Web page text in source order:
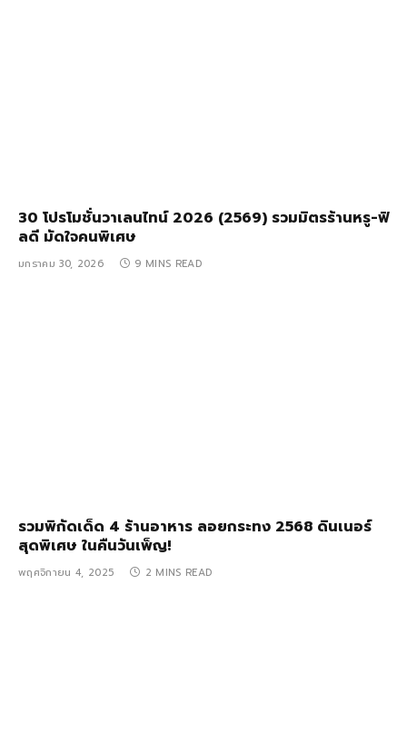
30 โปรโมชั่นวาเลนไทน์ 2026 (2569) รวมมิตรร้านหรู-ฟิ
ลดี มัดใจคนพิเศษ
มกราคม 30, 2026 9 MINS READ
รวมพิกัดเด็ด 4 ร้านอาหาร ลอยกระทง 2568 ดินเนอร์
สุดพิเศษ ในคืนวันเพ็ญ!
พฤศจิกายน 4, 2025 2 MINS READ